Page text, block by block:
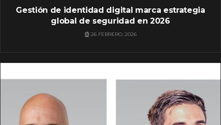
Gestión de identidad digital marca estrategia
global de seguridad en 2026
26 FEBRERO, 2026